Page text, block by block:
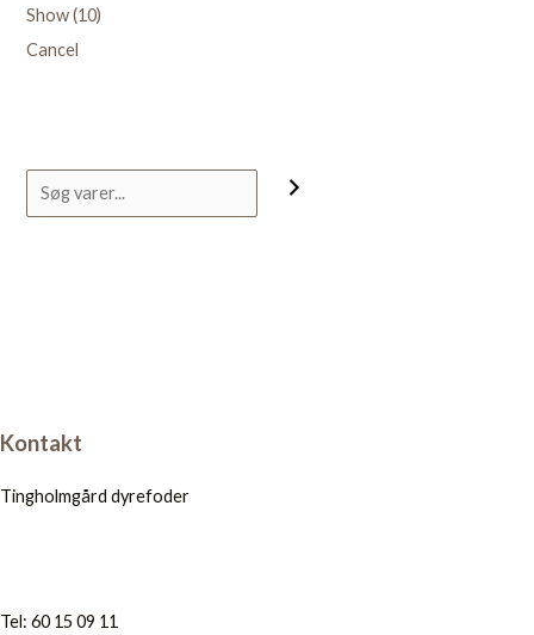
Show(10)
Cancel
Kontakt
Tingholmgård dyrefoder
Tel: 60 15 09 11